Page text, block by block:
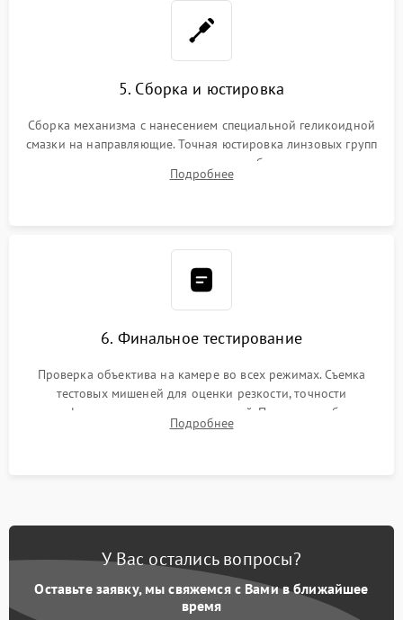
5. Сборка и юстировка
Сборка механизма с нанесением специальной геликоидной
смазки на направляющие. Точная юстировка линзовых групп
программным или механическим способом для устранения
бэк
Подробнее
6. Финальное тестирование
Проверка объектива на камере во всех режимах. Съемка
тестовых мишеней для оценки резкости, точности
автофокуса и отсутствия искажений. Проверка работы
диафрагмы на закрытых значениях и тестирование
Подробнее
У Вас остались вопросы?
Оставьте заявку, мы свяжемся с Вами в ближайшее
время